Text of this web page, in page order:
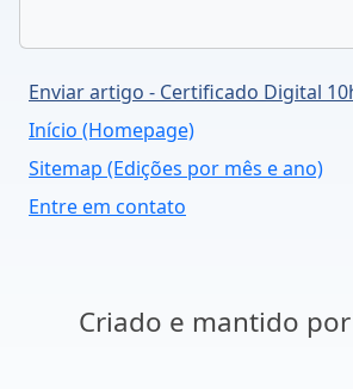
Enviar artigo - Certificado Digital
Início (Homepage)
Sitemap (Edições por mês e ano)
Entre em contato
Criado e mantido por